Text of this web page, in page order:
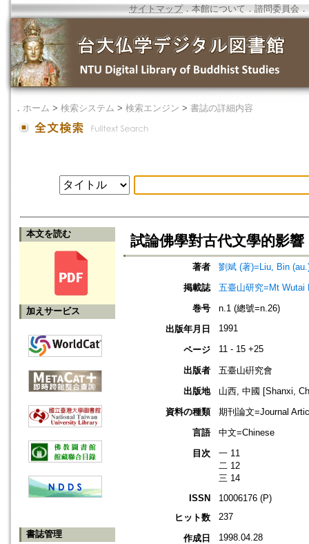
サイトマップ．本館について ． 諮問委員会 ．
． ホーム > 検索システム > 検索エンジン > 書誌の詳細内容
本文を読む
加えサービス
書誌管理
試論佛學對古代文學的影響
著者
劉斌 (著)=Liu, Bin
掲載誌
五臺山研究=Mt Wutai
巻号
n.1 (總號=n.26)
出版年月日
1991
ページ 11 - 15 +25
出版者
五臺山硏究會
出版地
山西, 中國 [Shanxi,
資料の種類
期刊論文=Journal
言語
中文=Chinese
目次
一 11
二 12
三 14
ISSN
10006176 (P)
ヒット数
237
作成日 1998.04.28